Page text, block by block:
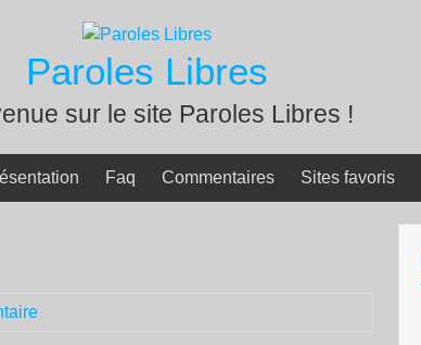
Paroles Libres
sur le site Paroles Libres !
Faq Commentaires Sites favoris